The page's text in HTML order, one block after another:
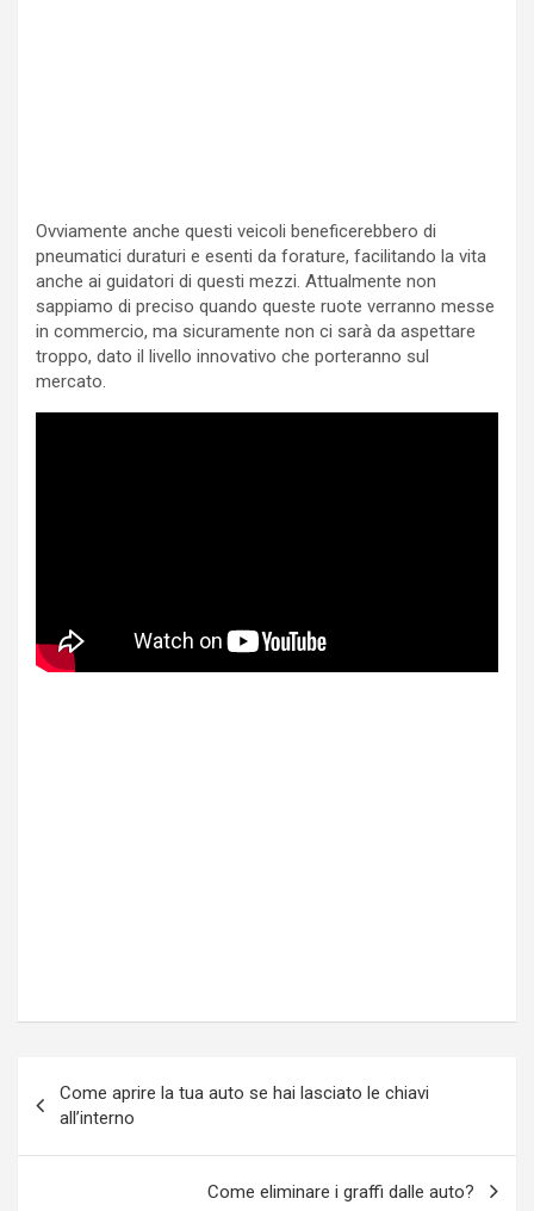
Ovviamente anche questi veicoli beneficerebbero di
pneumatici duraturi e esenti da forature, facilitando la vita
anche ai guidatori di questi mezzi. Attualmente non
sappiamo di preciso quando queste ruote verranno messe
in commercio, ma sicuramente non ci sarà da aspettare
troppo, dato il livello innovativo che porteranno sul
mercato.
articoli
Come aprire la tua auto se hai lasciato le chiavi
all’interno
Come eliminare i graffi dalle auto?